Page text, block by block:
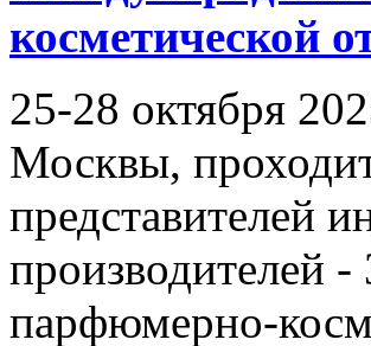
косметической
25-28 октября
Москвы,
представителей
производителей
парфюмерно-